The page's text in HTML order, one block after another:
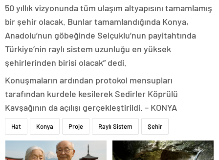
50 yıllık vizyonunda tüm ulaşım altyapısını tamamlamış
bir şehir olacak. Bunlar tamamlandığında Konya,
Anadolu’nun göbeğinde Selçuklu’nun payitahtında
Türkiye’nin raylı sistem uzunluğu en yüksek
şehirlerinden birisi olacak” dedi.
Konuşmaların ardından protokol mensupları
tarafından kurdele kesilerek Sedirler Köprülü
Kavşağının da açılışı gerçekleştirildi. – KONYA
Hat Konya Proje Raylı Sistem Şehir